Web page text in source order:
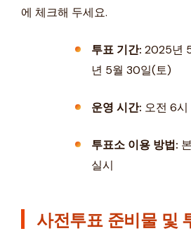
에 체크해 두세요.
투표 기간: 2025년
년 5월 30일(토)
운영 시간: 오전 6시
투표소 이용 방법:
실시
사전투표 준비물 및